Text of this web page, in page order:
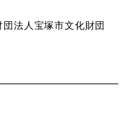
法人宝塚市文化財団